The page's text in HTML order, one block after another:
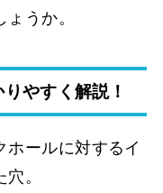
うか。
やすく解説！
ホールに対するイ
。